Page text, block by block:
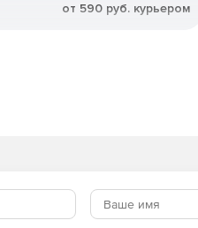
от 590 руб. курьером